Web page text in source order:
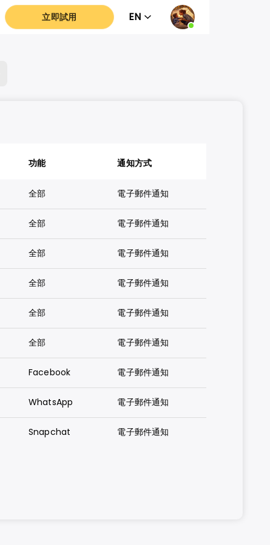
立即試用 EN
功能 通知方式
全部 電子郵件通知
全部 電子郵件通知
全部 電子郵件通知
全部 電子郵件通知
全部 電子郵件通知
全部 電子郵件通知
Facebook 電子郵件通知
WhatsApp 電子郵件通知
Snapchat 電子郵件通知